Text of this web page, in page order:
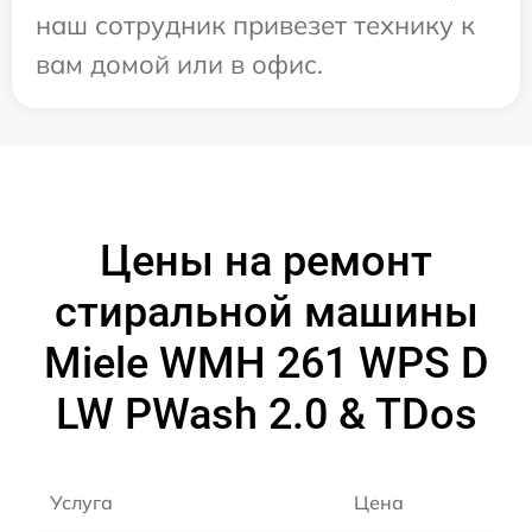
наш сотрудник привезет технику к
вам домой или в офис.
Цены на ремонт
стиральной машины
Miele WMH 261 WPS D
LW PWash 2.0 & TDos
Услуга Цена